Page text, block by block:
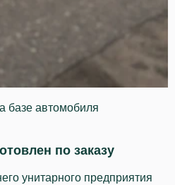
базе автомобиля
по заказу
унитарного предприятия